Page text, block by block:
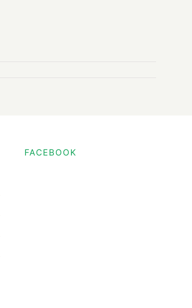
FACEBOOK